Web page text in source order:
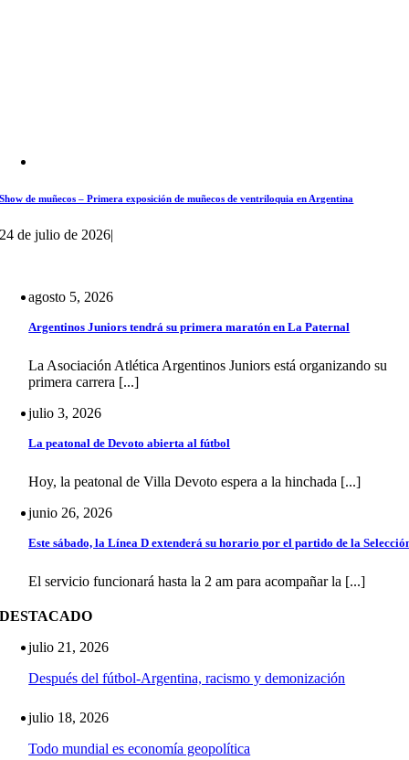
Show de muñecos – Primera exposición de muñecos de ventriloquia en Argentina
24 de julio de 2026|
agosto 5, 2026
Argentinos Juniors tendrá su primera maratón en La Paternal
La Asociación Atlética Argentinos Juniors está organizando su
primera carrera [...]
julio 3, 2026
La peatonal de Devoto abierta al fútbol
Hoy, la peatonal de Villa Devoto espera a la hinchada [...]
junio 26, 2026
Este sábado, la Línea D extenderá su horario por el partido de la
El servicio funcionará hasta la 2 am para acompañar la [...]
DESTACADO
julio 21, 2026
Después del fútbol-Argentina, racismo y demonización
julio 18, 2026
Todo mundial es economía geopolítica